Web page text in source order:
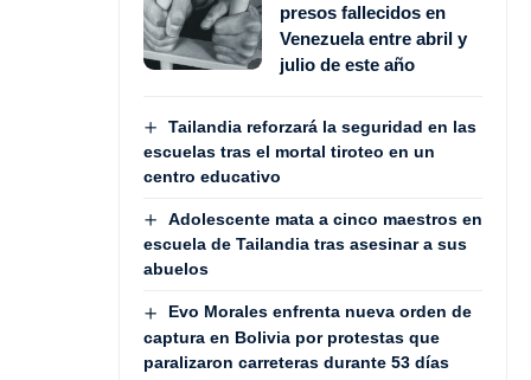
presos fallecidos en
Venezuela entre abril y
julio de este año
Tailandia reforzará la seguridad en las
escuelas tras el mortal tiroteo en un
centro educativo
Adolescente mata a cinco maestros en
escuela de Tailandia tras asesinar a sus
abuelos
Evo Morales enfrenta nueva orden de
captura en Bolivia por protestas que
paralizaron carreteras durante 53 días